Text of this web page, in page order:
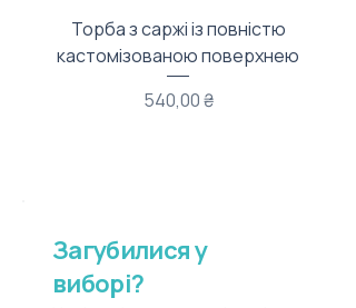
Торба з саржі із повністю
кастомізованою поверхнею
Ціна
540,00 ₴
Загубилися у
виборі?